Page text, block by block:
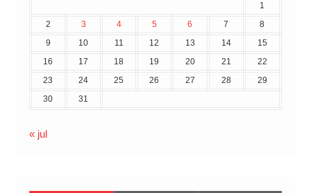
1
2
3 4 5 6 7
8
9
10 11 12 13 14
15
16
17 18 19 20 21
22
23
24 25 26 27 28
29
30
31
« jul